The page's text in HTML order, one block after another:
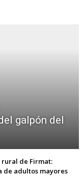
galpón del
rural de Firmat:
de adultos mayores